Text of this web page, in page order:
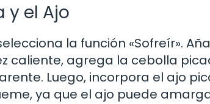
y el Ajo
la función «Sofreír».
caliente, agrega la cebolla
Luego, incorpora el ajo
ya que el ajo puede